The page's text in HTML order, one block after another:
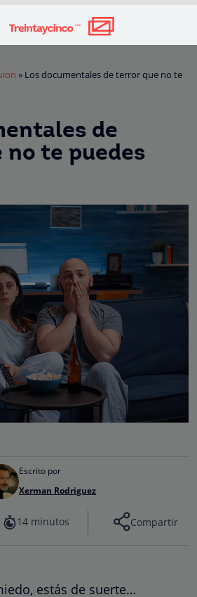
» Los documentales de terror que no te
de
te puedes
Escrito por
Xerman Rodriguez
14 minutos Compartir
estás de suerte…